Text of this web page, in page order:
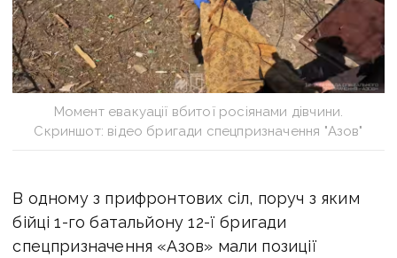
Момент евакуації вбитої росіянами дівчини.
Скриншот: відео бригади спецпризначення "Азов"
В одному з прифронтових сіл, поруч з яким
бійці 1-го батальйону 12-ї бригади
спецпризначення «Азов» мали позиції